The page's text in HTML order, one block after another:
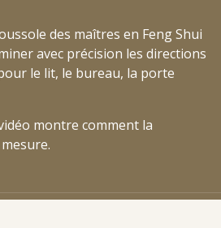
des maîtres en Feng Shui
avec précision les directions
le lit, le bureau, la porte
montre comment la
.